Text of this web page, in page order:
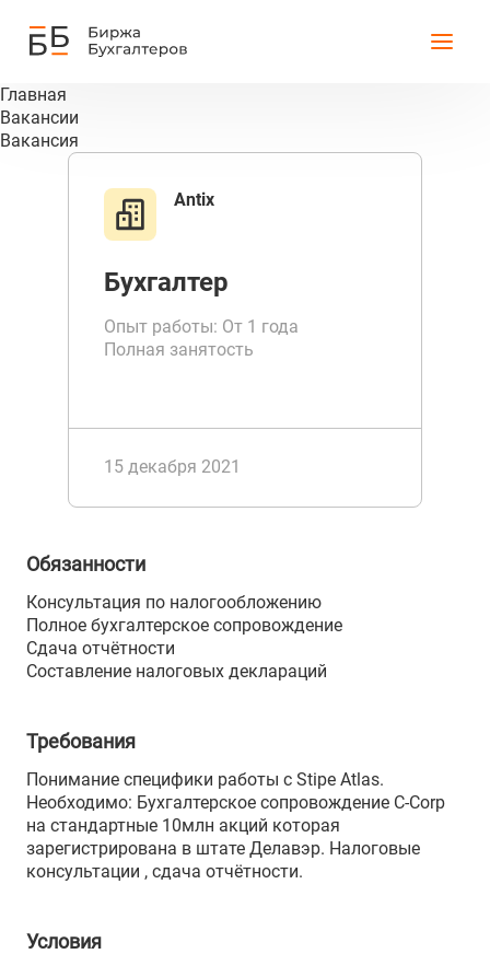
Главная
Вакансии
Вакансия
Antix
Бухгалтер
Опыт работы: От 1 года
Полная занятость
15 декабря 2021
Обязанности
Консультация по налогообложению
Полное бухгалтерское сопровождение
Сдача отчётности
Составление налоговых деклараций
Требования
Понимание специфики работы с Stipe Atlas.
Необходимо: Бухгалтерское сопровождение C-Corp
на стандартные 10млн акций которая
зарегистрирована в штате Делавэр. Налоговые
консультации , сдача отчётности.
Условия